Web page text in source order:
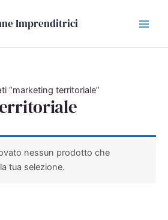
Imprenditrici
“marketing territoriale”
nessun prodotto che
tua selezione.